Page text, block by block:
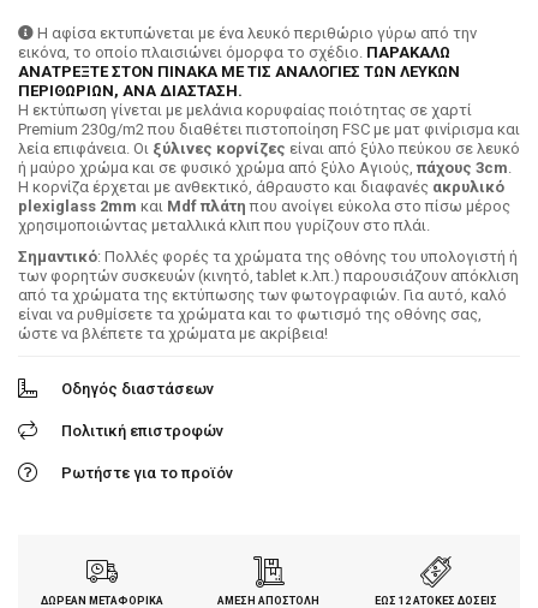
Η αφίσα εκτυπώνεται με ένα λευκό περιθώριο γύρω από την
εικόνα, το οποίο πλαισιώνει όμορφα το σχέδιο. ΠΑΡΑΚΑΛΩ
ΑΝΑΤΡΕΞΤΕ ΣΤΟΝ ΠΙΝΑΚΑ ΜΕ ΤΙΣ ΑΝΑΛΟΓΙΕΣ ΤΩΝ ΛΕΥΚΩΝ
ΠΕΡΙΘΩΡΙΩΝ, ΑΝΑ ΔΙΑΣΤΑΣΗ.
H εκτύπωση γίνεται με μελάνια κορυφαίας ποιότητας σε χαρτί
Premium 230g/m2 που διαθέτει πιστοποίηση FSC με ματ φινίρισμα και
λεία επιφάνεια. Οι ξύλινες κορνίζες είναι από ξύλο πεύκου σε λευκό
ή μαύρο χρώμα και σε φυσικό χρώμα από ξύλο Αγιούς, πάχους 3cm.
Η κορνίζα έρχεται με ανθεκτικό, άθραυστο και διαφανές ακρυλικό
plexiglass 2mm και Mdf πλάτη που ανοίγει εύκολα στο πίσω μέρος
χρησιμοποιώντας μεταλλικά κλιπ που γυρίζουν στο πλάι.
Σημαντικό: Πολλές φορές τα χρώματα της οθόνης του υπολογιστή ή
των φορητών συσκευών (κινητό, tablet κ.λπ.) παρουσιάζουν απόκλιση
από τα χρώματα της εκτύπωσης των φωτογραφιών. Για αυτό, καλό
είναι να ρυθμίσετε τα χρώματα και το φωτισμό της οθόνης σας,
ώστε να βλέπετε τα χρώματα με ακρίβεια!
Οδηγός διαστάσεων
Πολιτική επιστροφών
Ρωτήστε για το προϊόν
ΔΩΡΕΑΝ ΜΕΤΑΦΟΡΙΚΑ
ΑΜΕΣΗ ΑΠΟΣΤΟΛΗ
ΕΩΣ 12 ΑΤΟΚΕΣ ΔΟΣΕΙΣ